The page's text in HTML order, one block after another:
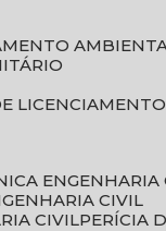
ENGENHARIA
CIVIL
CIVIL
PERÍCIA